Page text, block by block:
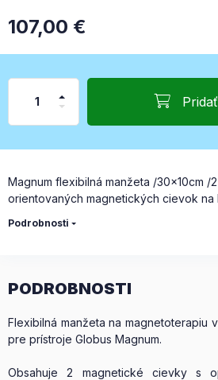
107,00 €
Magnum flexibilná manžeta /30x10cm /
orientovaných magnetických cievok na
Podrobnosti
PODROBNOSTI
Flexibilná manžeta na magnetoterapiu
pre prístroje Globus Magnum.
Obsahuje 2 magnetické cievky s